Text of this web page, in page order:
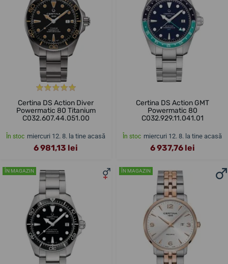
Certina DS Action Diver
Powermatic 80 Titanium
C032.607.44.051.00
În stoc miercuri 12. 8. la tine acasă
6 981,13 lei
Certina DS Action GMT
Powermatic 80
C032.929.11.041.01
În stoc miercuri 12. 8. la tine acasă
6 937,76 lei
ÎN MAGAZIN ÎN MAGAZIN